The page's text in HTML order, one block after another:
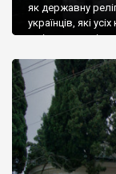
як державну
українців, які
є відданими